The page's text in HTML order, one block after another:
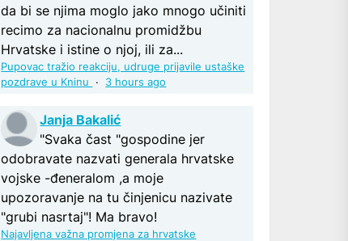
da bi se njima moglo jako mnogo učiniti
recimo za nacionalnu promidžbu
Hrvatske i istine o njoj, ili za...
Pupovac tražio reakciju, udruge prijavile ustaške
pozdrave u Kninu
· 3 hours ago
Janja Bakalić
"Svaka čast "gospodine jer
odobravate nazvati generala hrvatske
vojske -đeneralom ,a moje
upozoravanje na tu činjenicu nazivate
"grubi nasrtaj"! Ma bravo!
Najavljena važna promjena za hrvatske